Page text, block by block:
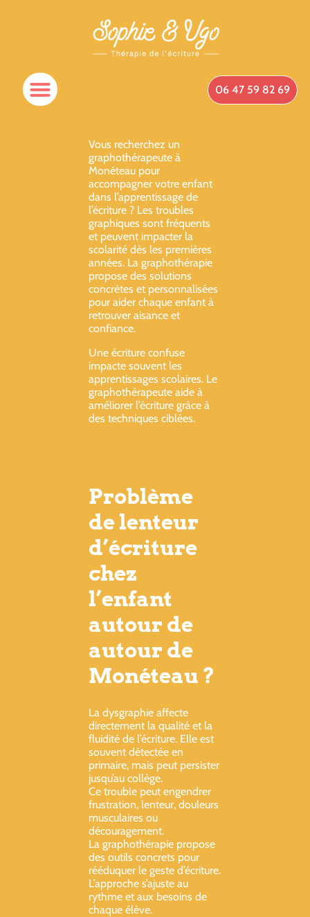
06 47 59 82 69
Vous recherchez un
graphothérapeute à
Monéteau pour
accompagner votre enfant
dans l’apprentissage de
l’écriture ? Les troubles
graphiques sont fréquents
et peuvent impacter la
scolarité dès les premières
années. La graphothérapie
propose des solutions
concrètes et personnalisées
pour aider chaque enfant à
retrouver aisance et
confiance.
Une écriture confuse
impacte souvent les
apprentissages scolaires. Le
graphothérapeute aide à
améliorer l’écriture grâce à
des techniques ciblées.
Problème
de lenteur
d’écriture
chez
l’enfant
autour de
autour de
Monéteau ?
La dysgraphie affecte
directement la qualité et la
fluidité de l’écriture. Elle est
souvent détectée en
primaire, mais peut persister
jusqu’au collège.
Ce trouble peut engendrer
frustration, lenteur, douleurs
musculaires ou
découragement.
La graphothérapie propose
des outils concrets pour
rééduquer le geste d’écriture.
L’approche s’ajuste au
rythme et aux besoins de
chaque élève.